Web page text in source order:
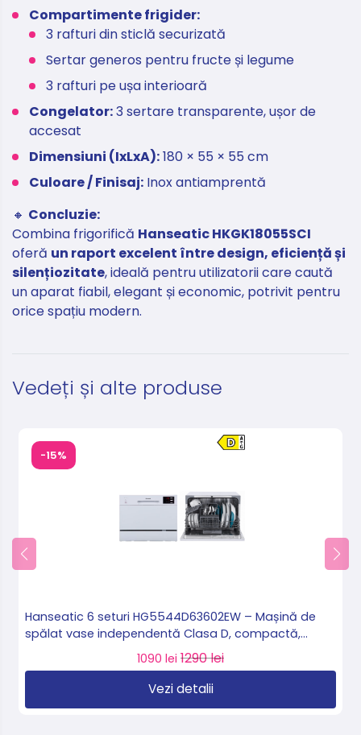
Compartimente frigider:
3 rafturi din sticlă securizată
Sertar generos pentru fructe și legume
3 rafturi pe ușa interioară
Congelator:3 sertare transparente, ușor de
accesat
Dimensiuni (IxLxA):180 × 55 × 55 cm
Culoare / Finisaj:Inox antiamprentă
🔸 Concluzie:
Combina frigorifică Hanseatic HKGK18055SCI
oferă un raport excelent între design, eficiență și
silențiozitate, ideală pentru utilizatorii care caută
un aparat fiabil, elegant și economic, potrivit pentru
orice spațiu modern.
Vedeți și alte produse
-15%
Hanseatic 6 seturi HG5544D63602EW – Mașină de
spălat vase independentă Clasa D, compactă,
import Germania 🇩🇪1090 lei 1290 lei
Vezi detalii